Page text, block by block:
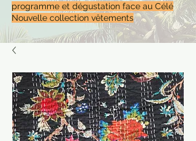
programme et dégustation face au Célé
Nouvelle collection vêtements